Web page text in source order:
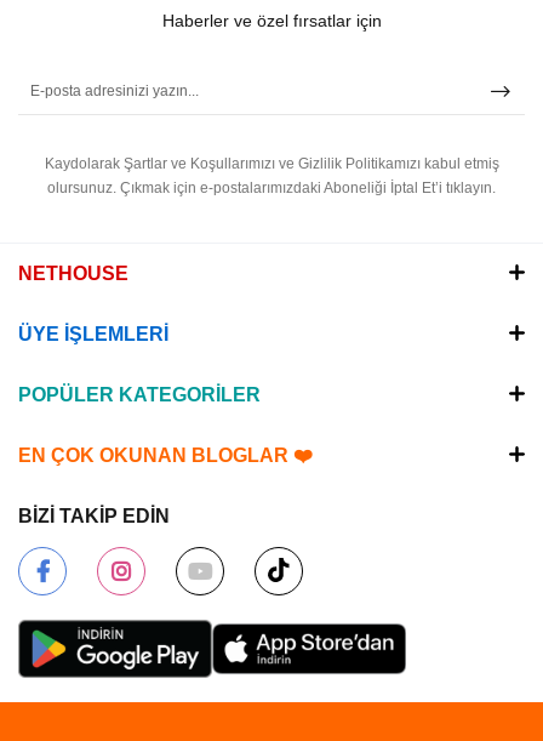
Haberler ve özel fırsatlar için
Kaydolarak Şartlar ve Koşullarımızı ve Gizlilik Politikamızı kabul etmiş
olursunuz. Çıkmak için e-postalarımızdaki Aboneliği İptal Et’i tıklayın.
NETHOUSE
ÜYE İŞLEMLERİ
POPÜLER KATEGORİLER
EN ÇOK OKUNAN BLOGLAR ❤️
BİZİ TAKİP EDİN